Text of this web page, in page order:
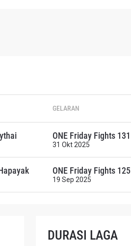
GELARAN
ONE Friday Fights 131
31 Okt 2025
ONE Friday Fights 125
19 Sep 2025
DURASI LAGA